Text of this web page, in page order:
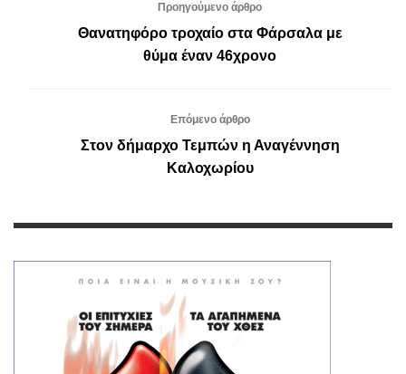
Προηγούμενο άρθρο
Θανατηφόρο τροχαίο στα Φάρσαλα με
θύμα έναν 46χρονο
Επόμενο άρθρο
Στον δήμαρχο Τεμπών η Αναγέννηση
Καλοχωρίου